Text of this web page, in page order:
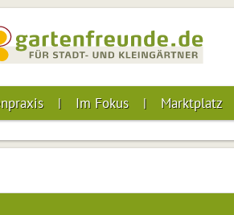
Im Fokus Marktplatz